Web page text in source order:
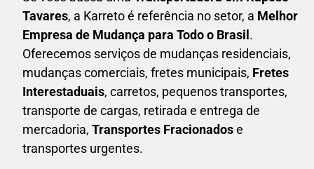
Tavares, a Karreto é referência no setor, a Melhor
Empresa de Mudança para Todo o Brasil.
Oferecemos serviços de mudanças residenciais,
mudanças comerciais, fretes municipais, Fretes
Interestaduais, carretos, pequenos transportes,
transporte de cargas, retirada e entrega de
mercadoria, Transportes Fracionadose
transportes urgentes.